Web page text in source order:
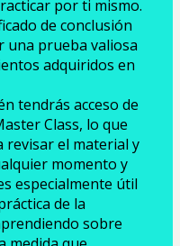
por ti mismo.
de conclusión
una prueba valiosa
adquiridos en
tendrás acceso de
Class, lo que
revisar el material y
momento y
especialmente útil
de la
sobre